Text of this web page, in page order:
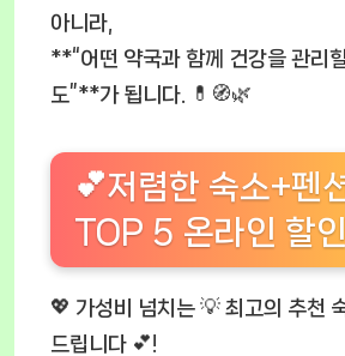
아니라,
**“어떤 약국과 함께 건강을 관리
도”**가 됩니다. 💊🧭🌿
💕저렴한 숙소+펜
TOP 5 온라인 할
💖 가성비 넘치는 💡 최고의 추천
드립니다 💕!